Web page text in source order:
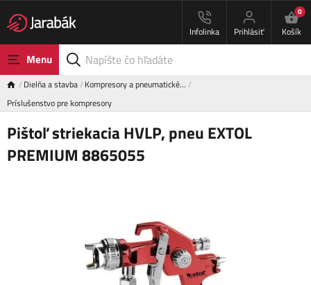
Infolinka Prihlásiť
0
Košík
Menu
Dielňa a stavba Kompresory a pneumatické…
Príslušenstvo pre kompresory
Pištoľ striekacia HVLP, pneu EXTOL
PREMIUM 8865055